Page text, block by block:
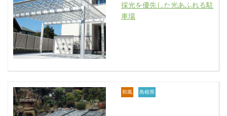
採光を優先した光あふれる駐
車場
和風 島根県